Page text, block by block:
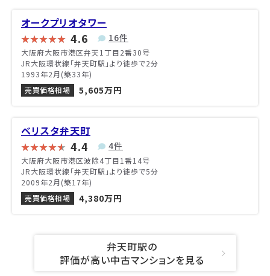
オークプリオタワー
4.6 16件
大阪府大阪市港区弁天1丁目2番30号
JR大阪環状線「弁天町駅」より徒歩で2分
1993年2月(築33年)
売買価格相場
5,605万円
ベリスタ弁天町
4.4 4件
大阪府大阪市港区波除4丁目1番14号
JR大阪環状線「弁天町駅」より徒歩で5分
2009年2月(築17年)
売買価格相場
4,380万円
弁天町駅の
評価が高い中古マンションを見る